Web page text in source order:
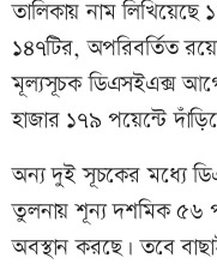
তালিকায় নাম লিখিয়েছে
১৪৭টির, অপরিবর্তিত
মূল্যসূচক ডিএসইএক্স
হাজার ১৭৯ পয়েন্টে
অন্য দুই সূচকের মধ্যে
তুলনায় শূন্য দশমিক ৫৬
অবস্থান করছে। তবে